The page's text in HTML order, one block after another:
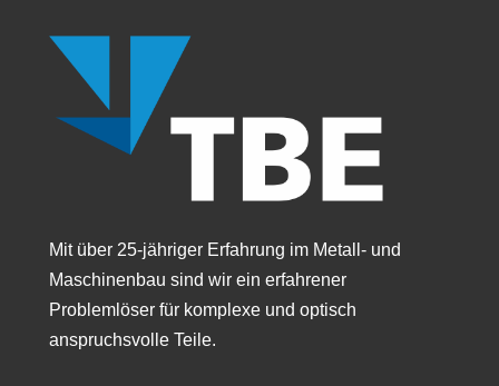
Mit über 25-jähriger Erfahrung im Metall- und
Maschinenbau sind wir ein erfahrener
Problemlöser für komplexe und optisch
anspruchsvolle Teile.